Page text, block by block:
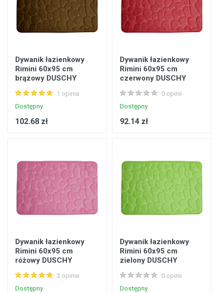
Dywanik łazienkowy
Rimini 60x95 cm
brązowy DUSCHY
1 opinia
Dostępny
102.68 zł
Dywanik łazienkowy
Rimini 60x95 cm
czerwony DUSCHY
0 opinii
Dostępny
92.14 zł
Dywanik łazienkowy
Rimini 60x95 cm
różowy DUSCHY
3 opinie
Dostępny
Dywanik łazienkowy
Rimini 60x95 cm
zielony DUSCHY
0 opinii
Dostępny